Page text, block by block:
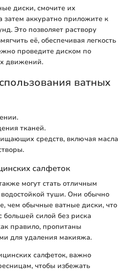
диски, смочите их
аккуратно приложите к
Это позволяет раствору
её, обеспечивая легкость
проведите диском по
движений.
ватных
тканей.
средств, включая масла
салфеток
могут стать отличным
туши. Они обычно
чем обычные ватные диски, что
большей силой без риска
правило, пропитаны
для удаления макияжа.
салфеток, важно
чтобы избежать